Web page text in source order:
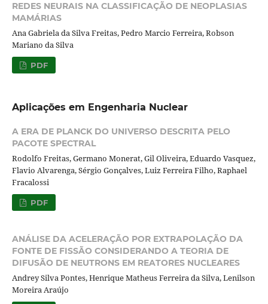
REDES NEURAIS NA CLASSIFICAÇÃO DE NEOPLASIAS
MAMÁRIAS
Ana Gabriela da Silva Freitas, Pedro Marcio Ferreira, Robson
Mariano da Silva
PDF
Aplicações em Engenharia Nuclear
A ERA DE PLANCK DO UNIVERSO DESCRITA PELO
PACOTE SPECTRAL
Rodolfo Freitas, Germano Monerat, Gil Oliveira, Eduardo Vasquez,
Flavio Alvarenga, Sérgio Gonçalves, Luiz Ferreira Filho, Raphael
Fracalossi
PDF
ANÁLISE DA ACELERAÇÃO POR EXTRAPOLAÇÃO DA
FONTE DE FISSÃO CONSIDERANDO A TEORIA DE
DIFUSÃO DE NEUTRONS EM REATORES NUCLEARES
Andrey Silva Pontes, Henrique Matheus Ferreira da Silva, Lenilson
Moreira Araújo